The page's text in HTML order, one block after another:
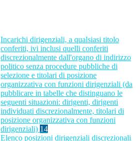
Incarichi dirigenziali, a qualsiasi titolo
conferiti, ivi inclusi quelli conferiti
discrezionalmente dall'organo di indirizzo
politico senza procedure pubbliche di
selezione e titolari di posizione
organizzativa con funzioni dirigenziali (da
pubblicare in tabelle che distinguano le
seguenti situazioni: dirigenti, dirigenti
individuati discrezionalmente, titolari di
posizione organizzativa con funzioni
dirigenziali) 14
Elenco posizioni dirigenziali discrezionali